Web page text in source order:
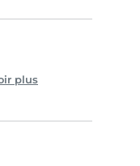
plus